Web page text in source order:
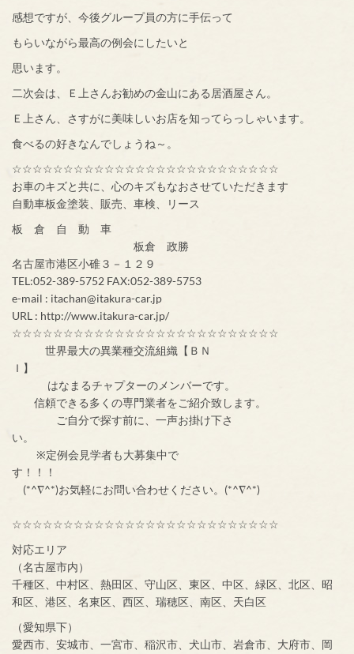
感想ですが、今後グループ員の方に手伝って
もらいながら最高の例会にしたいと
思います。
二次会は、Ｅ上さんお勧めの金山にある居酒屋さん。
Ｅ上さん、さすがに美味しいお店を知ってらっしゃいます。
食べるの好きなんでしょうね～。
☆☆☆☆☆☆☆☆☆☆☆☆☆☆☆☆☆☆☆☆☆☆☆☆☆☆
お車のキズと共に、心のキズもなおさせていただきます
自動車板金塗装、販売、車検、リース
板 倉 自 動 車
板倉 政勝
名古屋市港区小碓３－１２９
TEL:052-389-5752 FAX:052-389-5753
e-mail : itachan@itakura-car.jp
URL : http://www.itakura-car.jp/
☆☆☆☆☆☆☆☆☆☆☆☆☆☆☆☆☆☆☆☆☆☆☆☆☆☆
世界最大の異業種交流組織【ＢＮ
Ｉ】
はなまるチャプターのメンバーです。
信頼できる多くの専門業者をご紹介致します。
ご自分で探す前に、一声お掛け下さ
い。
※定例会見学者も大募集中で
す！！！
(*^∇^*)お気軽にお問い合わせください。(*^∇^*)
☆☆☆☆☆☆☆☆☆☆☆☆☆☆☆☆☆☆☆☆☆☆☆☆☆☆
対応エリア
（名古屋市内）
千種区、中村区、熱田区、守山区、東区、中区、緑区、北区、昭
和区、港区、名東区、西区、瑞穂区、南区、天白区
（愛知県下）
愛西市、安城市、一宮市、稲沢市、犬山市、岩倉市、大府市、岡